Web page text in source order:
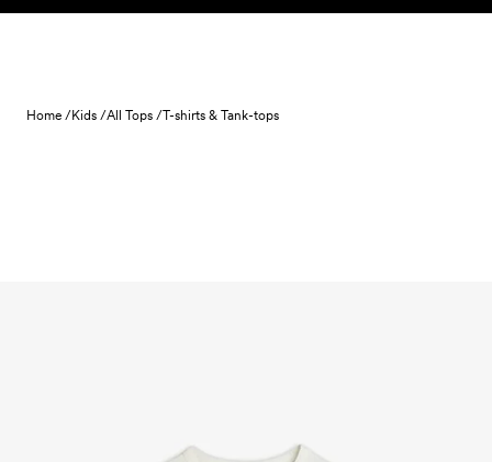
Skip to content
Home /Kids /All Tops /T-shirts & Tank-tops